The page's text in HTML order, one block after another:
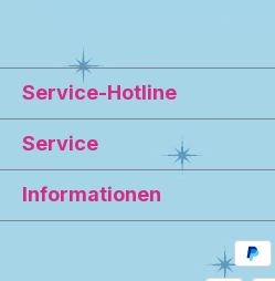
Service-Hotline
Service
Informationen